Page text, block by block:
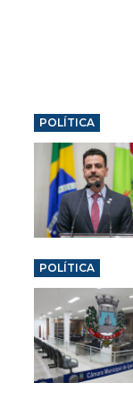
POLÍTICA
POLÍTICA